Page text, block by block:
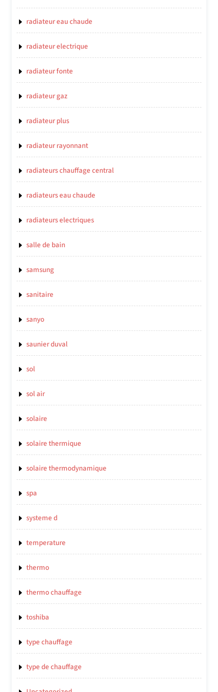
radiateur eau chaude
radiateur electrique
radiateur fonte
radiateur gaz
radiateur plus
radiateur rayonnant
radiateurs chauffage central
radiateurs eau chaude
radiateurs electriques
salle de bain
samsung
sanitaire
sanyo
saunier duval
sol
sol air
solaire
solaire thermique
solaire thermodynamique
spa
systeme d
temperature
thermo
thermo chauffage
toshiba
type chauffage
type de chauffage